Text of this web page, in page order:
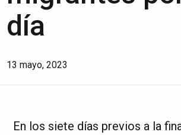
día
13 mayo, 2023
En los siete días previos a la